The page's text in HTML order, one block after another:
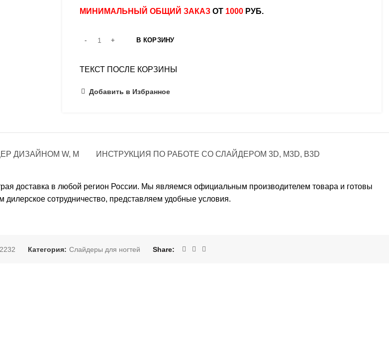
МИНИМАЛЬНЫЙ ОБЩИЙ ЗАКАЗ ОТ 1000 РУБ.
В КОРЗИНУ
ТЕКСТ ПОСЛЕ КОРЗИНЫ
Добавить в Избранное
ДИЗАЙНОМ W, M ИНСТРУКЦИЯ ПО РАБОТЕ СО СЛАЙДЕРОМ 3D, М3D, B3D
доставка в любой регион России. Мы являемся официальным производителем товара и готовы
сотрудничество, представляем удобные условия.
Категория: Слайдеры для ногтей Share